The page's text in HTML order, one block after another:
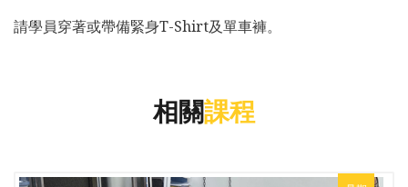
請學員穿著或帶備緊身T-Shirt及單車褲。
相關課程